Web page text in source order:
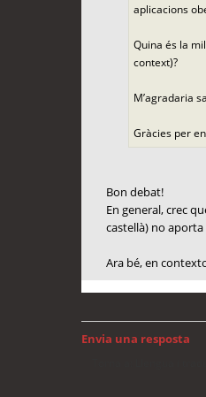
aplicacions
Quina és la
context)?
M’agradaria
Gràcies per
Bon debat!
En general, crec
castellà) no aporta
Ara bé, en
Envia una resposta